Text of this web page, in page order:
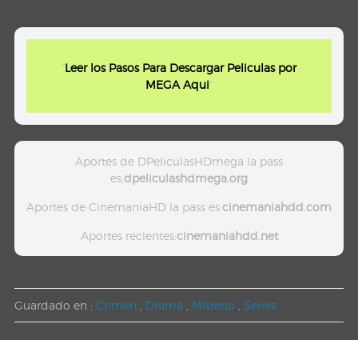
"Leer los Pasos Para Descargar Peliculas por
MEGA Aqui"
Aportes de DPeliculasHDmega la pass
es:dpeliculashdmega.org
Aportes de CinemaniaHD la pass es:cinemaniahdd.com
Aportes recientes:cinemaniahdd.net
Guardado en : Crimen Drama Misterio Series